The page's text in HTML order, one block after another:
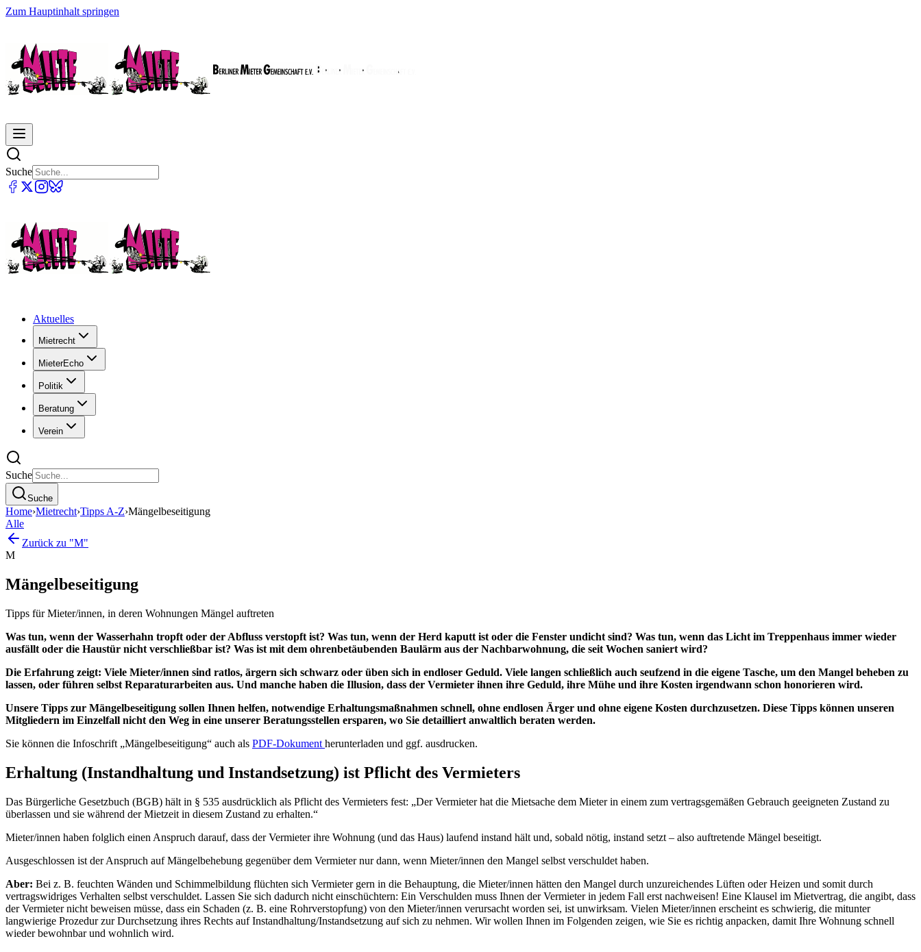
Zum Hauptinhalt springen
Suche
Aktuelles
Mietrecht
MieterEcho
Politik
Beratung
Verein
Suche
Suche
Home›Mietrecht›Tipps A-Z›Mängelbeseitigung
Alle
Zurück zu "M"
M
Mängelbeseitigung
Tipps für Mieter/innen, in deren Wohnungen Mängel auftreten
Was tun, wenn der Wasserhahn tropft oder der Abfluss verstopft ist? Was tun, wenn der Herd kaputt ist oder die Fenster undicht sind? Was tun, wenn das Licht im Treppenhaus immer wieder
ausfällt oder die Haustür nicht verschließbar ist? Was ist mit dem ohrenbetäubenden Baulärm aus der Nachbarwohnung, die seit Wochen saniert wird?
Die Erfahrung zeigt: Viele Mieter/innen sind ratlos, ärgern sich schwarz oder üben sich in endloser Geduld. Viele langen schließlich auch seufzend in die eigene Tasche, um den Mangel beheben zu
lassen, oder führen selbst Reparaturarbeiten aus. Und manche haben die Illusion, dass der Vermieter ihnen ihre Geduld, ihre Mühe und ihre Kosten irgendwann schon honorieren wird.
Unsere Tipps zur Mängelbeseitigung sollen Ihnen helfen, notwendige Erhaltungsmaßnahmen schnell, ohne endlosen Ärger und ohne eigene Kosten durchzusetzen. Diese Tipps können unseren
Mitgliedern im Einzelfall nicht den Weg in eine unserer Beratungsstellen ersparen, wo Sie detailliert anwaltlich beraten werden.
Sie können die Infoschrift „Mängelbeseitigung“ auch als PDF-Dokument herunterladen und ggf. ausdrucken.
Erhaltung (Instandhaltung und Instandsetzung) ist Pflicht des Vermieters
Das Bürgerliche Gesetzbuch (BGB) hält in § 535 ausdrücklich als Pflicht des Vermieters fest: „Der Vermieter hat die Mietsache dem Mieter in einem zum vertragsgemäßen Gebrauch geeigneten Zustand zu
überlassen und sie während der Mietzeit in diesem Zustand zu erhalten.“
Mieter/innen haben folglich einen Anspruch darauf, dass der Vermieter ihre Wohnung (und das Haus) laufend instand hält und, sobald nötig, instand setzt – also auftretende Mängel beseitigt.
Ausgeschlossen ist der Anspruch auf Mängelbehebung gegenüber dem Vermieter nur dann, wenn Mieter/innen den Mangel selbst verschuldet haben.
Aber: Bei z. B. feuchten Wänden und Schimmelbildung flüchten sich Vermieter gern in die Behauptung, die Mieter/innen hätten den Mangel durch unzureichendes Lüften oder Heizen und somit durch
vertragswidriges Verhalten selbst verschuldet. Lassen Sie sich dadurch nicht einschüchtern: Ein Verschulden muss Ihnen der Vermieter in jedem Fall erst nachweisen! Eine Klausel im Mietvertrag, die angibt, dass
der Vermieter nicht beweisen müsse, dass ein Schaden (z. B. eine Rohrverstopfung) von den Mieter/innen verursacht worden sei, ist unwirksam. Vielen Mieter/innen erscheint es schwierig, die mitunter
langwierige Prozedur zur Durchsetzung ihres Rechts auf Instandhaltung/Instandsetzung auf sich zu nehmen. Wir wollen Ihnen im Folgenden zeigen, wie Sie es richtig anpacken, damit Ihre Wohnung schnell
wieder bewohnbar und wohnlich wird.